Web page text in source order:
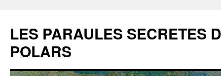
LES PARAULES SECRETES
POLARS